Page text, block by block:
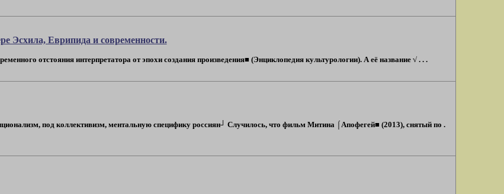
Эсхила, Еврипида и современности.
отстояния интерпретатора от эпохи создания произведения■ (Энциклопедия культурологии). А её название √ . . .
под коллективизм, ментальную специфику россиян┘ Случилось, что фильм Митина ⌠Апофегей■ (2013), снятый по .